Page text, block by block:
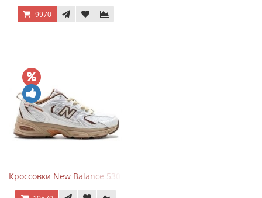
9970
Кроссовки New Balance 530 x Niko and... Off White